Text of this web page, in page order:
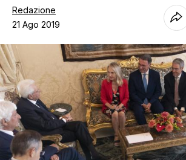
Chi siamo
Contatti
Redazione
21 Ago 2019